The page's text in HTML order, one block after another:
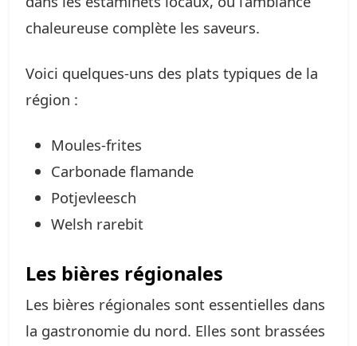
chaleureuse complète les saveurs.
Voici quelques-uns des plats typiques de la
région :
Moules-frites
Carbonade flamande
Potjevleesch
Welsh rarebit
Les bières régionales
Les bières régionales sont essentielles dans
la gastronomie du nord. Elles sont brassées